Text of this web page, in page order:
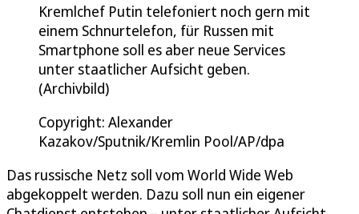
Kremlchef Putin telefoniert noch gern mit
einem Schnurtelefon, für Russen mit
Smartphone soll es aber neue Services
unter staatlicher Aufsicht geben.
(Archivbild)
Copyright: Alexander
Kazakov/Sputnik/Kremlin Pool/AP/dpa
Das russische Netz soll vom World Wide Web
abgekoppelt werden. Dazu soll nun ein eigener